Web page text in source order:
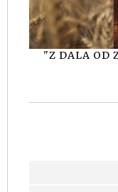
"Z DALA OD